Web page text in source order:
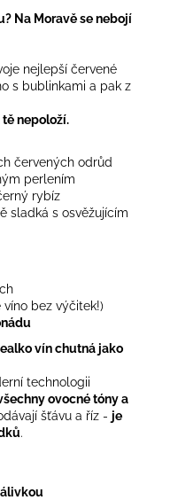
Na Moravě se nebojí
nejlepší červené
s bublinkami a pak z
nepoloží.
červených odrůd
perlením
rybíz
sladká s osvěžujícím
víno bez výčitek!)
vín chutná jako
technologii
ovocné tóny a
šťávu a říz - je
.